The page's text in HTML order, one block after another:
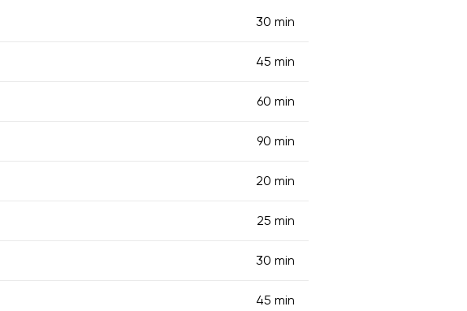
30 min
45 min
60 min
90 min
20 min
25 min
30 min
45 min